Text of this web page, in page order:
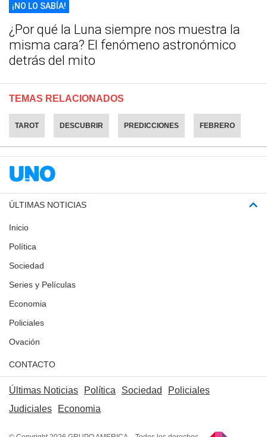
¡NO LO SABÍA!
¿Por qué la Luna siempre nos muestra la
misma cara? El fenómeno astronómico
detrás del mito
TEMAS RELACIONADOS
TAROT DESCUBRIR PREDICCIONES FEBRERO
ÚLTIMAS NOTICIAS
Inicio
Política
Sociedad
Series y Películas
Economia
Policiales
Ovación
CONTACTO
Últimas Noticias Política Sociedad
Policiales
Judiciales
Economia